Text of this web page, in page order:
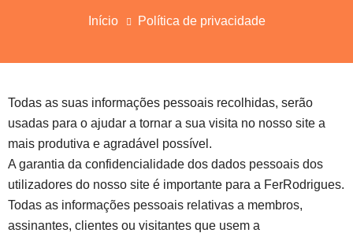
Início Política de privacidade
Todas as suas informações pessoais recolhidas, serão
usadas para o ajudar a tornar a sua visita no nosso site a
mais produtiva e agradável possível.
A garantia da confidencialidade dos dados pessoais dos
utilizadores do nosso site é importante para a FerRodrigues.
Todas as informações pessoais relativas a membros,
assinantes, clientes ou visitantes que usem a